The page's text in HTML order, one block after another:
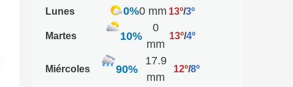
Lunes 0%0 mm 13º/3º
Martes 10%
0
mm
13º/4º
Miércoles 90%
17.9
mm
12º/8º